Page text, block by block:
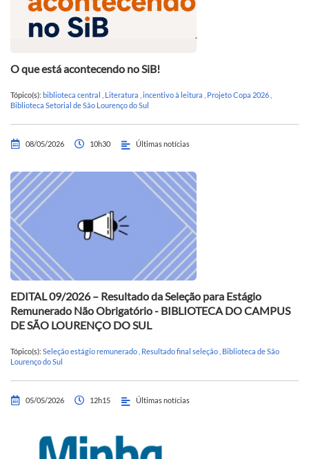
O que está acontecendo no SiB!
Tópico(s): biblioteca central Literatura incentivo à leitura Projeto Copa 2026
Biblioteca Setorial de São Lourenço do Sul
08/05/2026 10h30 Últimas notícias
EDITAL 09/2026 – Resultado da Seleção para Estágio
Remunerado Não Obrigatório - BIBLIOTECA DO CAMPUS
DE SÃO LOURENÇO DO SUL
Tópico(s): Seleção estágio remunerado Resultado final seleção Biblioteca de São
Lourenço do Sul
05/05/2026 12h15 Últimas notícias